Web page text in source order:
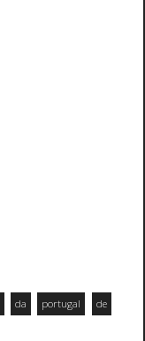
da portugal de